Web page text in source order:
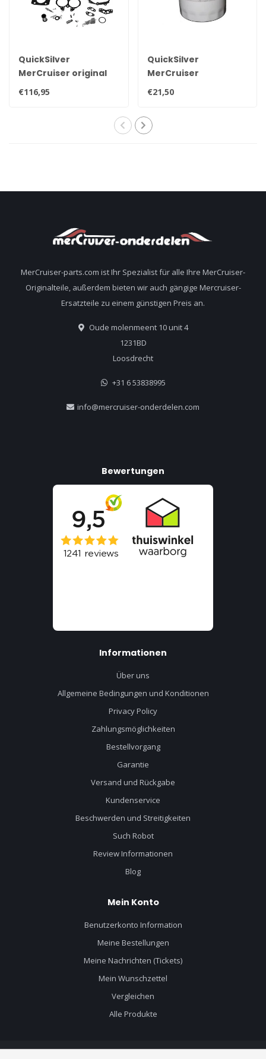
QuickSilver
MerCruiser original
Vergaser-
Reparatursatz
€116,95
QuickSilver
MerCruiser
Kraftstoff- und
Wasserabscheiderfilter
€21,50
MerCruiser-parts.com ist Ihr Spezialist für alle Ihre MerCruiser-
Originalteile, außerdem bieten wir auch gängige Mercruiser-
Ersatzteile zu einem günstigen Preis an.
Oude molenmeent 10 unit 4
1231BD
Loosdrecht
+31 6 53838995
info@mercruiser-onderdelen.com
Bewertungen
Informationen
Über uns
Allgemeine Bedingungen und Konditionen
Privacy Policy
Zahlungsmöglichkeiten
Bestellvorgang
Garantie
Versand und Rückgabe
Kundenservice
Beschwerden und Streitigkeiten
Such Robot
Review Informationen
Blog
Mein Konto
Benutzerkonto Information
Meine Bestellungen
Meine Nachrichten (Tickets)
Mein Wunschzettel
Vergleichen
Alle Produkte